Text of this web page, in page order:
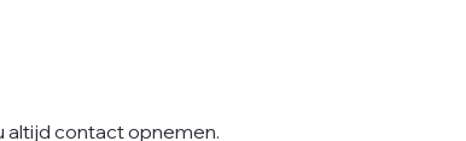
altijd contact opnemen.